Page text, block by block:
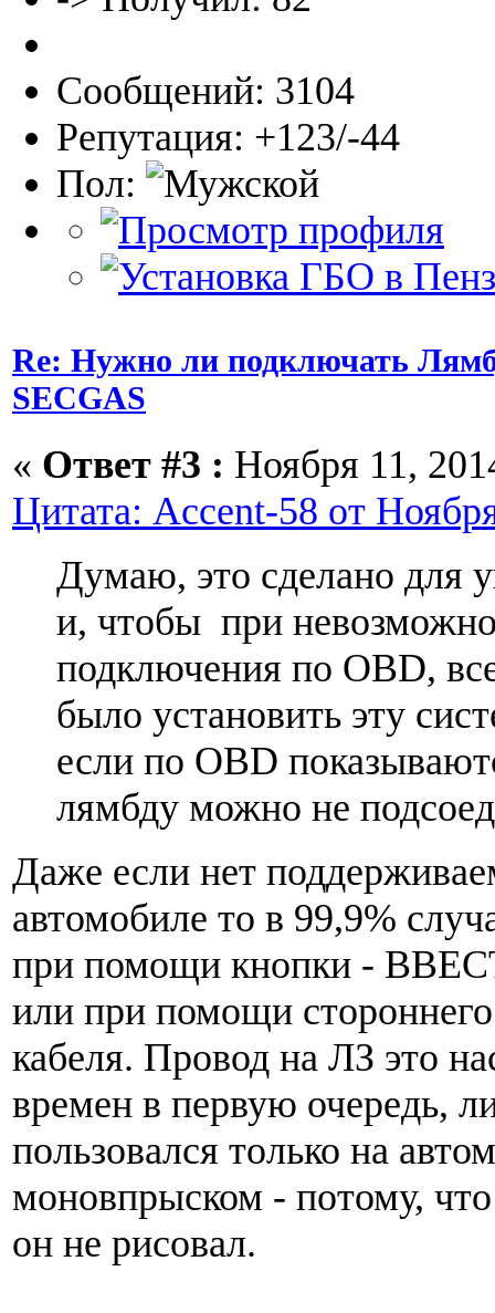
Сообщений: 3104
Репутация: +123/-44
Пол:
Re: Нужно ли подключать
SECGAS
« Ответ #3 : Ноября 11,
Цитата: Accent-58 от
Думаю, это сделано для
и, чтобы при
подключения по OBD,
было установить эту
если по OBD
лямбду можно не
Даже если нет
автомобиле то в 99,9%
при помощи кнопки -
или при помощи
кабеля. Провод на ЛЗ это
времен в первую очередь,
пользовался только на
моновпрыском - потому,
он не рисовал.